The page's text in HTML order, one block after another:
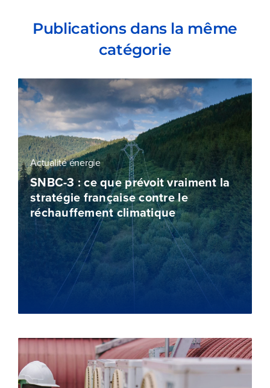
Publications dans la même
catégorie
Actualité énergie
SNBC-3 : ce que prévoit vraiment la
stratégie française contre le
réchauffement climatique